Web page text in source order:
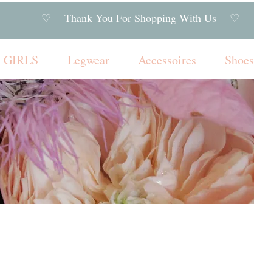
♡ Thank You For Shopping With Us ♡
GIRLS Legwear Accessoires Shoes